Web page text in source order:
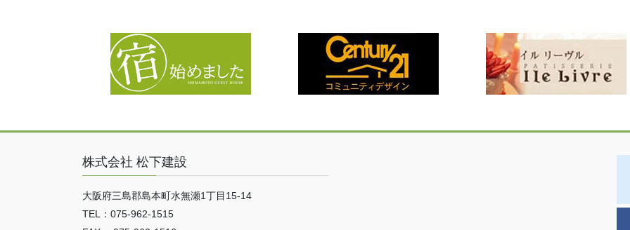
株式会社 松下建設
大阪府三島郡島本町水無瀬1丁目15-14
TEL：075-962-1515